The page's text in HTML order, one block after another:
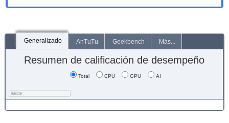
Generalizado AnTuTu Geekbench Más...
Resumen de calificación de desempeño
Total CPU GPU AI